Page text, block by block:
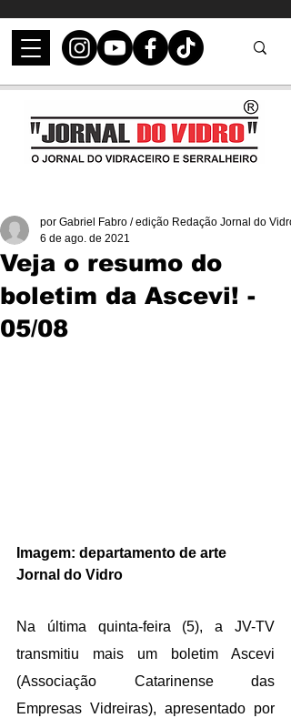
Veja o resumo do
boletim da Ascevi! -
05/08
por Gabriel Fabro / edição Redação Jornal do Vidro
6 de ago. de 2021
Imagem: departamento de arte
Jornal do Vidro
Na última quinta-feira (5), a JV-TV
transmitiu mais um boletim Ascevi
(Associação Catarinense das
Empresas Vidreiras), apresentado por